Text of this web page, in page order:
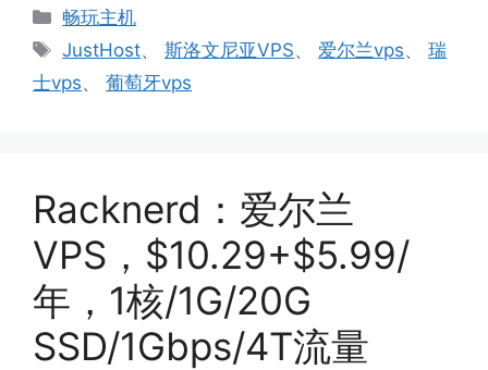
分
类
畅玩主机
标
JustHost、斯洛文尼亚VPS、 爱尔兰vps、瑞
士vps、 葡萄牙vps
Racknerd：爱尔兰
VPS，$10.29+$5.99/
年，1核/1G/20G
SSD/1Gbps/4T流量